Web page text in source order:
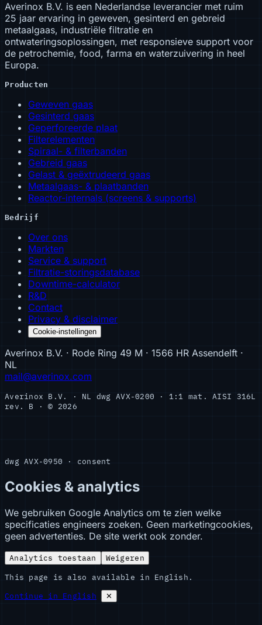
Averinox B.V. is een Nederlandse leverancier met ruim
25 jaar ervaring in geweven, gesinterd en gebreid
metaalgaas, industriële filtratie en
ontwateringsoplossingen, met responsieve support voor
de petrochemie, food, farma en waterzuivering in heel
Europa.
Producten
Geweven gaas
Gesinterd gaas
Geperforeerde plaat
Filterelementen
Spiraal- & filterbanden
Gebreid gaas
Gelast & geëxtrudeerd gaas
Metaalgaas- & plaatbanden
Reactor-internals (screens & supports)
Bedrijf
Over ons
Markten
Service & support
Filtratie-storingsdatabase
Downtime-calculator
R&D
Contact
Privacy & disclaimer
Cookie-instellingen
Averinox B.V. · Rode Ring 49 M · 1566 HR Assendelft ·
NL
mail@averinox.com
Averinox B.V. · NL dwg AVX-0200 · 1:1 mat. AISI 316L
rev. B · © 2026
dwg AVX-0950 · consent
Cookies & analytics
We gebruiken Google Analytics om te zien welke
specificaties engineers zoeken. Geen marketingcookies,
geen advertenties. De site werkt ook zonder.
Analytics toestaan
Weigeren
This page is also available in English.
Continue in English
✕